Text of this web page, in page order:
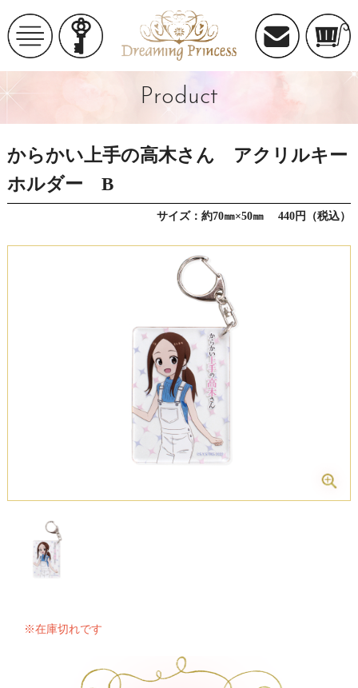
Product
からかい上手の高木さん アクリルキー
ホルダー B
サイズ：約70㎜×50㎜ 440円（税込）
※在庫切れです